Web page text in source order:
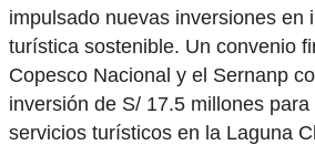
impulsado nuevas inversiones en
turística sostenible. Un convenio
Copesco Nacional y el Sernanp
inversión de S/ 17.5 millones
servicios turísticos en la Laguna